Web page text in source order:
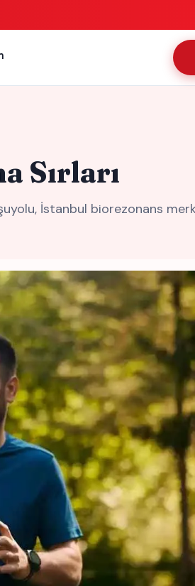
Sırları
İstanbul biorezonans